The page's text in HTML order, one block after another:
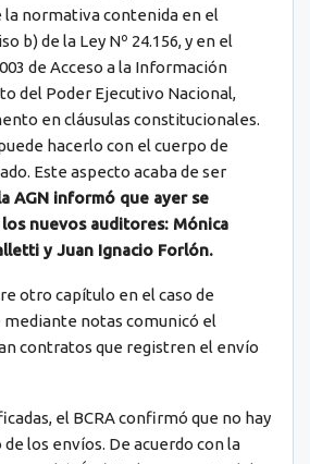
normativa contenida en el
b) de la Ley Nº 24.156, y en el
de Acceso a la Información
del Poder Ejecutivo Nacional,
en cláusulas constitucionales.
hacerlo con el cuerpo de
Este aspecto acaba de ser
AGN informó que ayer se
nuevos auditores: Mónica
y Juan Ignacio Forlón.
otro capítulo en el caso de
notas comunicó el
contratos que registren el envío
el BCRA confirmó que no hay
los envíos. De acuerdo con la